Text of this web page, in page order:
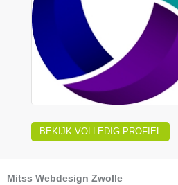
BEKIJK VOLLEDIG PROFIEL
Mitss Webdesign Zwolle